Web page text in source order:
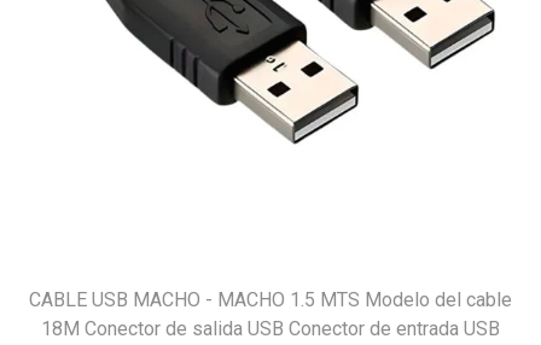
CABLE USB MACHO - MACHO 1.5 MTS Modelo del cable
18M Conector de salida USB Conector de entrada USB